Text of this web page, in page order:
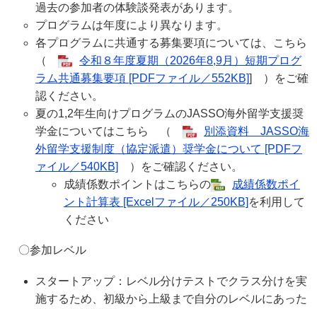
過去の参加者の体験談発表があります。
プログラムは年度により異なります。
各プログラムに共通する募集要項については、こちら
（
令和８年度夏期（2026年8,9月）短期プログ
ラム共通募集要項 [PDFファイル／552KB]] ）をご確
認ください。
夏の1,2年生向けプログラムのJASSO海外留学支援奨
学金についてはこちら （
別添資料 JASSO海
外留学支援制度（協定派遣）奨学金について [PDFフ
ァイル／540KB]
）をご確認ください。
​成績係数ポイントはこちらの
成績係数ポイ
ント計算表 [Excelファイル／250KB] を利用して
ください
〇​参加レベル
スタートアップ：レベル分けテストでクラス分けを実
施するため、初級から上級まで自分のレベルにあった